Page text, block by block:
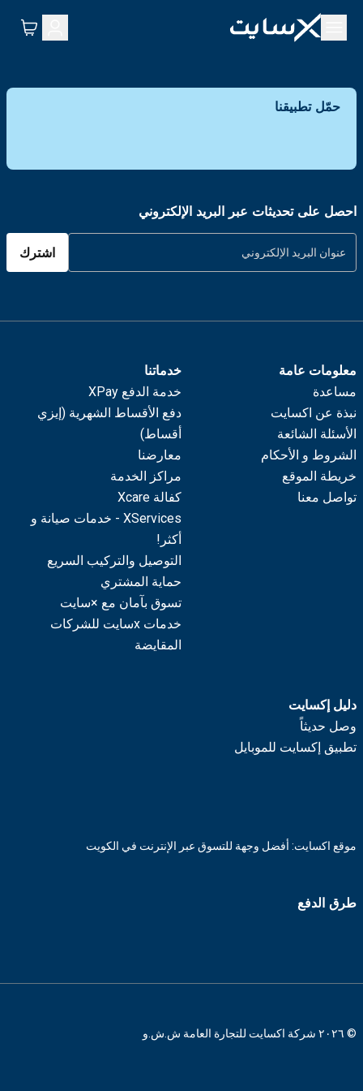
حمّل تطبيقنا
احصل على تحديثات عبر البريد الإلكتروني
اشترك
معلومات عامة
مساعدة
نبذة عن اكسايت
الأسئلة الشائعة
الشروط و الأحكام
خريطة الموقع
تواصل معنا
خدماتنا
خدمة الدفع XPay
دفع الأقساط الشهرية (إيزي
أقساط)
معارضنا
مراكز الخدمة
كفالة Xcare
XServices - خدمات صيانة و
أكثر!
التوصيل والتركيب السريع
حماية المشتري
تسوق بآمان مع ×سايت
خدمات xسايت للشركات
المقايضة
دليل إكسايت
وصل حديثاً
تطبيق إكسايت للموبايل
موقع اكسايت: أفضل وجهة للتسوق عبر الإنترنت في الكويت
طرق الدفع
© ٢٠٢٦ شركة اكسايت للتجارة العامة ش.ش.و